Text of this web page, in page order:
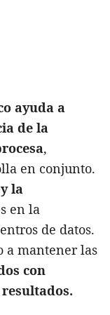
ayuda a
de la
,
en conjunto.
la
en la
de datos.
a mantener las
con